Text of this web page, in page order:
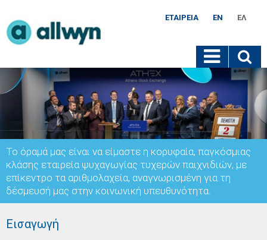
ΕΤΑΙΡΕΊΑ EN ΕΛ
Το όραμά μας είναι να είμαστε η κορυφαία, παγκόσμιας
κλάσης εταιρεία ψυχαγωγίας τυχερών παιχνιδιών, με
επίκεντρο τα αριθμολαχεία, αναγνωρισμένη για τη
δέσμευσή μας στην κοινωνική υπευθυνότητα.
Εισαγωγή